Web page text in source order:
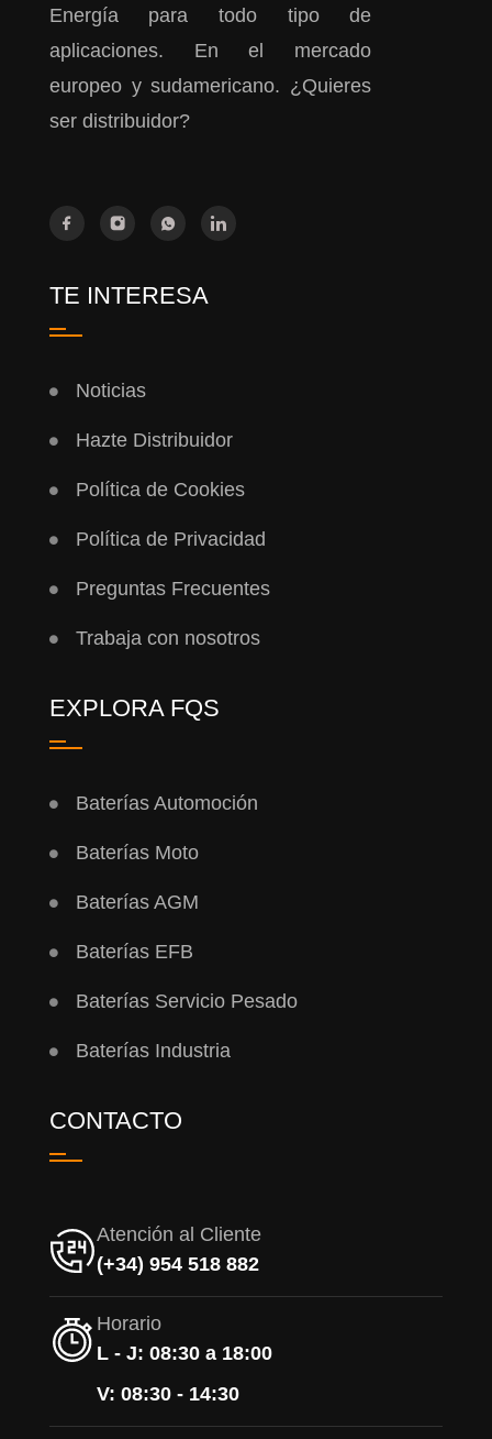
Energía para todo tipo de
aplicaciones. En el mercado
europeo y sudamericano. ¿Quieres
ser distribuidor?
TE INTERESA
Noticias
Hazte Distribuidor
Política de Cookies
Política de Privacidad
Preguntas Frecuentes
Trabaja con nosotros
EXPLORA FQS
Baterías Automoción
Baterías Moto
Baterías AGM
Baterías EFB
Baterías Servicio Pesado
Baterías Industria
CONTACTO
Atención al Cliente
(+34) 954 518 882
Horario
L - J: 08:30 a 18:00
V: 08:30 - 14:30